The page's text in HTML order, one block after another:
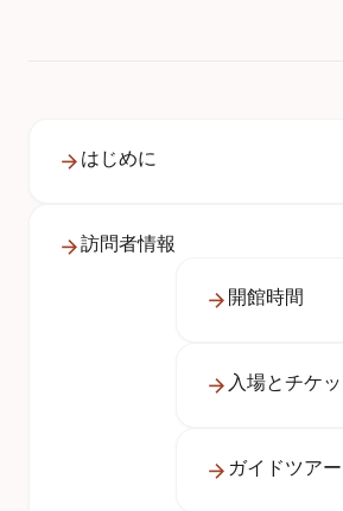
はじめに
訪問者情報
開館時間
入場とチケッ
ガイドツア